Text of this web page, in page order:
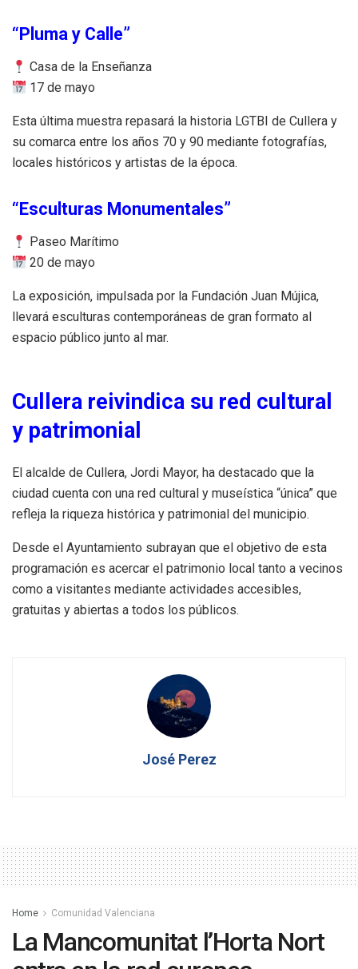
“Pluma y Calle”
Casa de la Enseñanza
17 de mayo
Esta última muestra repasará la historia LGTBI de Cullera y
su comarca entre los años 70 y 90 mediante fotografías,
locales históricos y artistas de la época.
“Esculturas Monumentales”
Paseo Marítimo
20 de mayo
La exposición, impulsada por la Fundación Juan Mújica,
llevará esculturas contemporáneas de gran formato al
espacio público junto al mar.
Cullera reivindica su red cultural
y patrimonial
El alcalde de Cullera, Jordi Mayor, ha destacado que la
ciudad cuenta con una red cultural y museística “única” que
refleja la riqueza histórica y patrimonial del municipio.
Desde el Ayuntamiento subrayan que el objetivo de esta
programación es acercar el patrimonio local tanto a vecinos
como a visitantes mediante actividades accesibles,
gratuitas y abiertas a todos los públicos.
José Perez
Home Comunidad Valenciana
La Mancomunitat l’Horta Nort